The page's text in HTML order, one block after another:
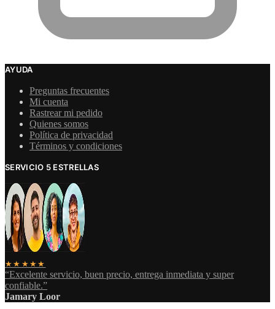
AYUDA
Preguntas frecuentes
Mi cuenta
Rastrear mi pedido
Quienes somos
Política de privacidad
Términos y condiciones
SERVICIO 5 ESTRELLAS
★★★★★
“Excelente servicio, buen precio, entrega inmediata y super
confiable.”
Jamary Loor